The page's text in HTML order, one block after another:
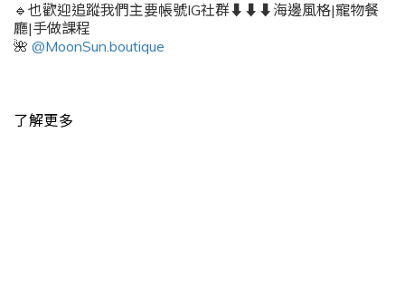
🔹也歡迎追蹤我們主要帳號IG社群⬇️⬇️⬇️海邊風格|寵物餐
廳|手做課程
🌺 @MoonSun.boutique
了解更多